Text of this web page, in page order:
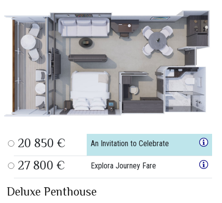
20 850 € An Invitation to Celebrate
27 800 € Explora Journey Fare
Deluxe Penthouse